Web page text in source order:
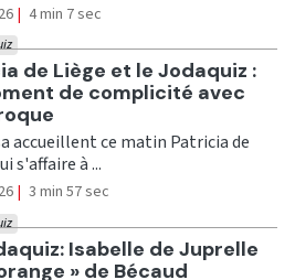
| 4 min 7 sec
de Liège et le Jodaquiz :
de complicité avec
accueillent ce matin Patricia de
s'affaire à ...
| 3 min 57 sec
Isabelle de Juprelle
» de Bécaud